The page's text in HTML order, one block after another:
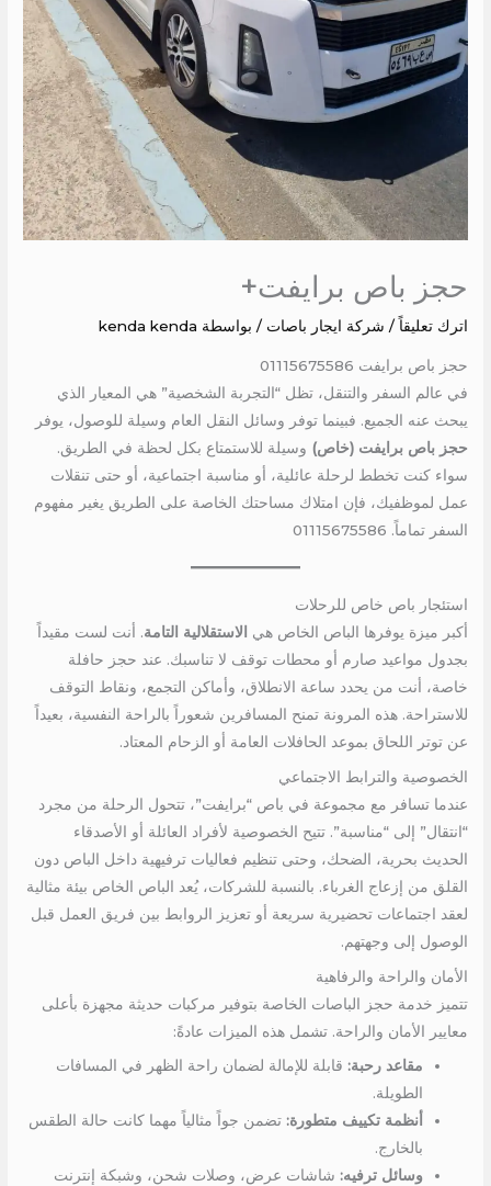
حجز باص برايفت+
اترك تعليقاً / شركة ايجار باصات / بواسطة kenda kenda
حجز باص برايفت 01115675586
في عالم السفر والتنقل، تظل “التجربة الشخصية” هي المعيار الذي
يبحث عنه الجميع. فبينما توفر وسائل النقل العام وسيلة للوصول، يوفر
حجز باص برايفت (خاص) وسيلة للاستمتاع بكل لحظة في الطريق.
سواء كنت تخطط لرحلة عائلية، أو مناسبة اجتماعية، أو حتى تنقلات
عمل لموظفيك، فإن امتلاك مساحتك الخاصة على الطريق يغير مفهوم
السفر تماماً. 01115675586
استئجار باص خاص للرحلات
أكبر ميزة يوفرها الباص الخاص هي
الاستقلالية التامة. أنت لست مقيداً
بجدول مواعيد صارم أو محطات توقف لا تناسبك. عند حجز حافلة
خاصة، أنت من يحدد ساعة الانطلاق، وأماكن التجمع، ونقاط التوقف
للاستراحة. هذه المرونة تمنح المسافرين شعوراً بالراحة النفسية، بعيداً
عن توتر اللحاق بموعد الحافلات العامة أو الزحام المعتاد.
الخصوصية والترابط الاجتماعي
عندما تسافر مع مجموعة في باص “برايفت”، تتحول الرحلة من مجرد
“انتقال” إلى “مناسبة”. تتيح الخصوصية لأفراد العائلة أو الأصدقاء
الحديث بحرية، الضحك، وحتى تنظيم فعاليات ترفيهية داخل الباص دون
القلق من إزعاج الغرباء. بالنسبة للشركات، يُعد الباص الخاص بيئة مثالية
لعقد اجتماعات تحضيرية سريعة أو تعزيز الروابط بين فريق العمل قبل
الوصول إلى وجهتهم.
الأمان والراحة والرفاهية
تتميز خدمة حجز الباصات الخاصة بتوفير مركبات حديثة مجهزة بأعلى
معايير الأمان والراحة. تشمل هذه الميزات عادةً:
مقاعد رحبة: قابلة للإمالة لضمان راحة الظهر في المسافات
الطويلة.
أنظمة تكييف متطورة: تضمن جواً مثالياً مهما كانت حالة الطقس
بالخارج.
وسائل ترفيه: شاشات عرض، وصلات شحن، وشبكة إنترنت